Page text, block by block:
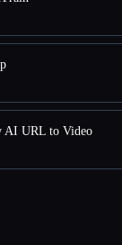
AI URL to Video